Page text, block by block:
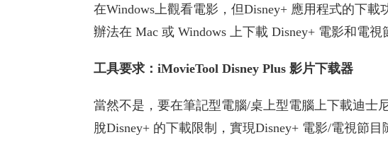
在Windows上觀看電影，但Disney+ 應用程式的下
辦法在 Mac 或 Windows 上下載 Disney+ 電影和電視
工具要求：iMovieTool Disney Plus 影片下载器
當然不是，要在筆記型電腦/桌上型電腦上下載迪士
脫Disney+ 的下載限制，實現Disney+ 電影/電視節